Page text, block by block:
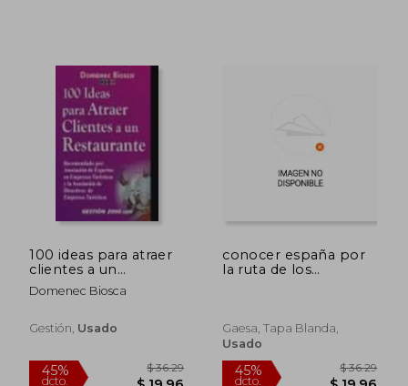
45%
dcto.
100 ideas para atraer
clientes a un
restaurante
Domenec Biosca
Gestión, Usado
conocer españa por
la ruta de los
Gaesa, Tapa Blanda,
Usado